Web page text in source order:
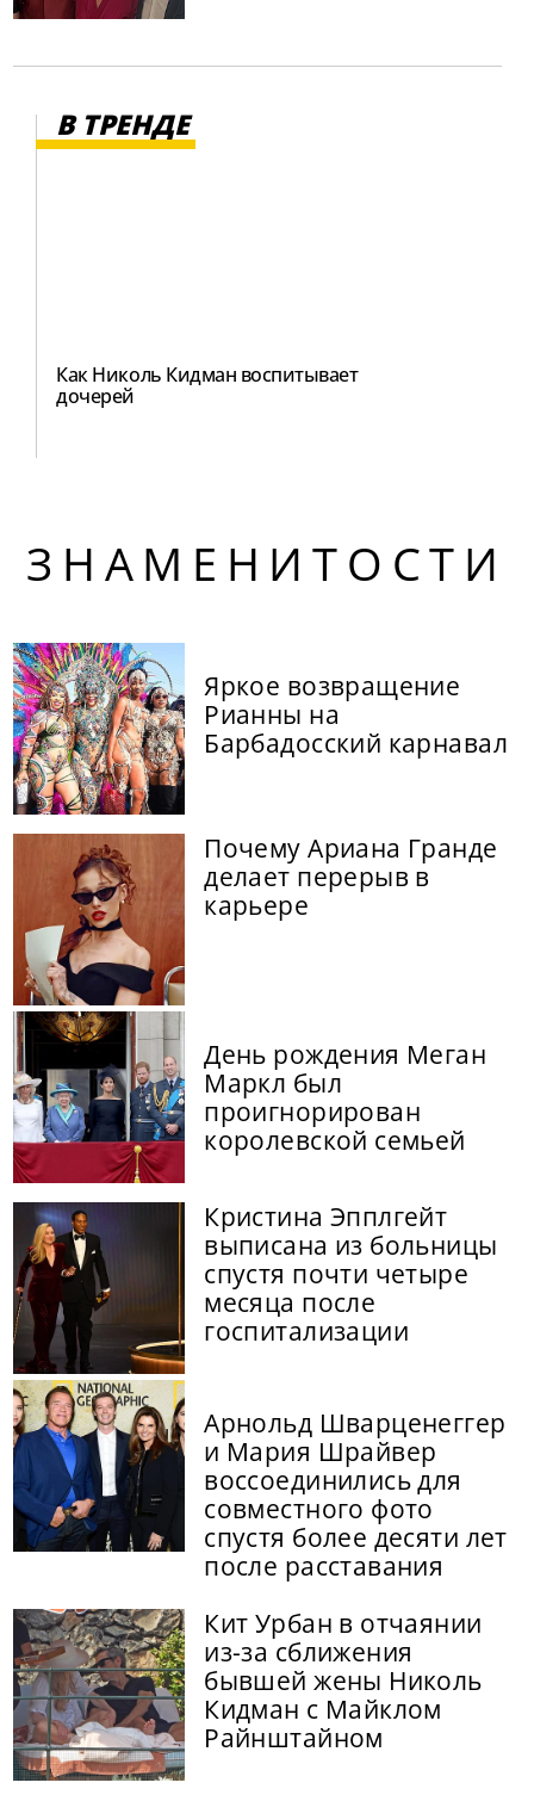
В ТРЕНДЕ
Как Николь Кидман воспитывает
дочерей
ЗНАМЕНИТОСТИ
Яркое возвращение
Рианны на
Барбадосский карнавал
Почему Ариана Гранде
делает перерыв в
карьере
День рождения Меган
Маркл был
проигнорирован
королевской семьей
Кристина Эпплгейт
выписана из больницы
спустя почти четыре
месяца после
госпитализации
Арнольд Шварценеггер
и Мария Шрайвер
воссоединились для
совместного фото
спустя более десяти лет
после расставания
Кит Урбан в отчаянии
из-за сближения
бывшей жены Николь
Кидман с Майклом
Райнштайном